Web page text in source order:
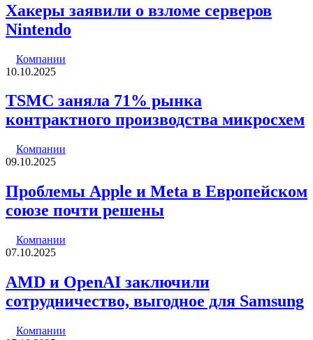
Хакеры заявили о взломе серверов
Nintendo
Компании
10.10.2025
TSMC заняла 71% рынка
контрактного производства микросхем
Компании
09.10.2025
Проблемы Apple и Meta в Европейском
союзе почти решены
Компании
07.10.2025
AMD и OpenAI заключили
сотрудничество, выгодное для Samsung
Компании